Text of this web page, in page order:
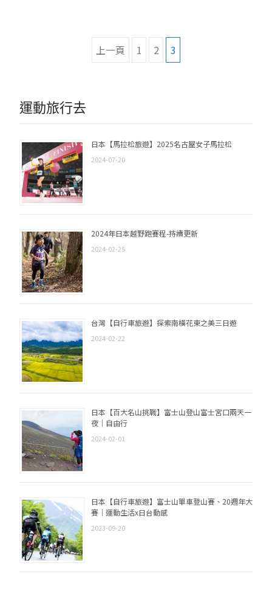
導
覽
上一頁 1 2 3
運動旅行去
日本【馬拉松旅遊】2025名古屋女子馬拉松
2024-07-20
2024年日本越野跑賽程-持續更新
2024-02-25
台灣【自行車旅遊】探索南橫花東之美三日遊
2024-02-22
日本【百大名山挑戰】富士山登山富士宮口兩天一
夜｜自由行
2024-02-01
日本【自行車旅遊】富士山單車登山賽、20週年大
賽｜運動生活x日台動感
2023-09-20